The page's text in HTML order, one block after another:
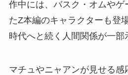
作中には、バスク・オムやゲ
たZ本編のキャラクターも登
時代へと続く人間関係が一部
マチュやニャアンが見せる感